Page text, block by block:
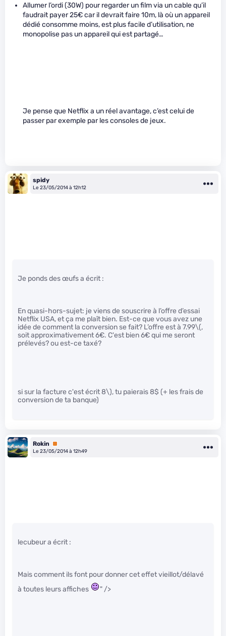
Allumer l’ordi (30W) pour regarder un film via un cable qu’il
faudrait payer 25€ car il devrait faire 10m, là où un appareil
dédié consomme moins, est plus facile d’utilisation, ne
monopolise pas un appareil qui est partagé…
Je pense que Netflix a un réel avantage, c’est celui de
passer par exemple par les consoles de jeux.
spidy
Le 23/05/2014 à 12h12
Je ponds des œufs a écrit :
En quasi-hors-sujet: je viens de souscrire à l’offre d’essai
Netflix USA, et ça me plaît bien. Est-ce que vous avez une
idée de comment la conversion se fait? L’offre est à 7.99\(,
soit approximativement 6€. C'est bien 6€ qui me seront
prélevés? ou est-ce taxé?
si sur la facture c'est écrit 8\), tu paierais 8$ (+ les frais de
conversion de ta banque)
Rokin
Premium
Le 23/05/2014 à 12h49
lecubeur a écrit :
Mais comment ils font pour donner cet effet vieillot/délavé
à toutes leurs affiches
" />